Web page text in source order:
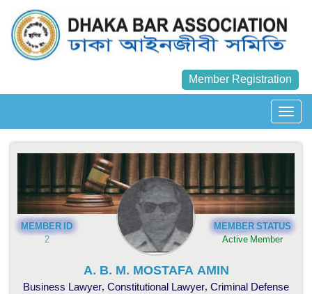
Member Registration
MEMBER ID
2
MEMBER STATUS
Active Member
A. B. M. MOSTAFA AMIN
Business Lawyer, Constitutional Lawyer, Criminal Defense